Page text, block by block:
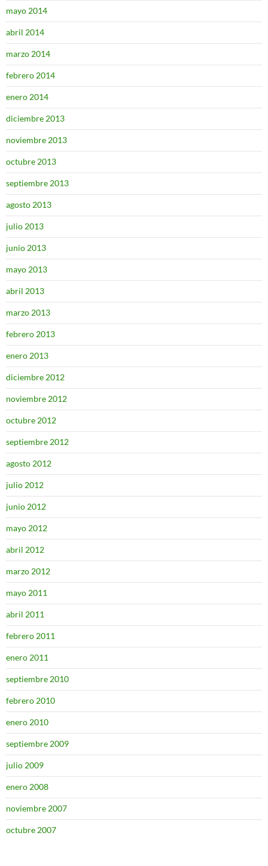
mayo 2014
abril 2014
marzo 2014
febrero 2014
enero 2014
diciembre 2013
noviembre 2013
octubre 2013
septiembre 2013
agosto 2013
julio 2013
junio 2013
mayo 2013
abril 2013
marzo 2013
febrero 2013
enero 2013
diciembre 2012
noviembre 2012
octubre 2012
septiembre 2012
agosto 2012
julio 2012
junio 2012
mayo 2012
abril 2012
marzo 2012
mayo 2011
abril 2011
febrero 2011
enero 2011
septiembre 2010
febrero 2010
enero 2010
septiembre 2009
julio 2009
enero 2008
noviembre 2007
octubre 2007